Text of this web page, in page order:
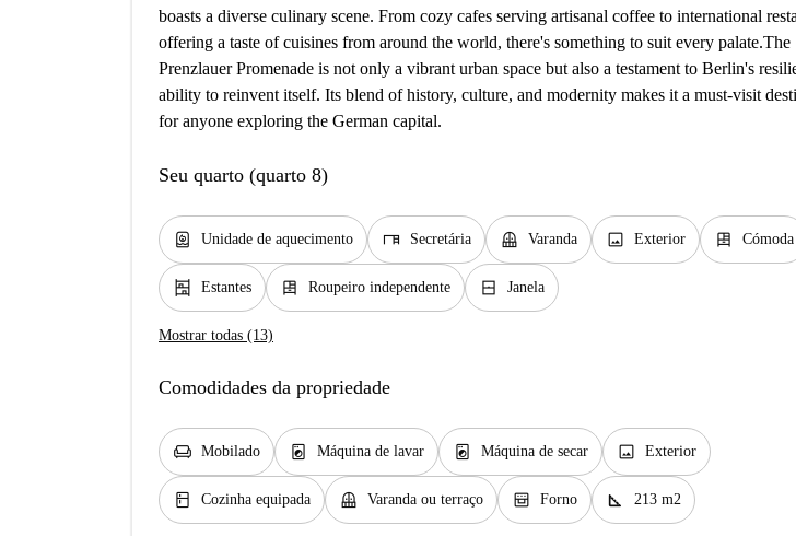
boasts a diverse culinary scene. From cozy cafes serving artisanal coffee to international
offering a taste of cuisines from around the world, there's something to suit every palate. ​ The
Prenzlauer Promenade is not only a vibrant urban space but also a testament to Berlin's
ability to reinvent itself. Its blend of history, culture, and modernity makes it a must-visit
for anyone exploring the German capital.
Seu quarto (quarto 8)
water_heater Unidade de aquecimento desk Secretária balcony Varanda image Exterior dresser Cómoda
shelves Estantes dresser Roupeiro independente window_closed Janela
Mostrar todas (13)
Comodidades da propriedade
chair Mobilado local_laundry_service Máquina de lavar local_laundry_service Máquina de secar image Exterior
kitchen Cozinha equipada balcony Varanda ou terraço oven_gen Forno square_foot 213 m2